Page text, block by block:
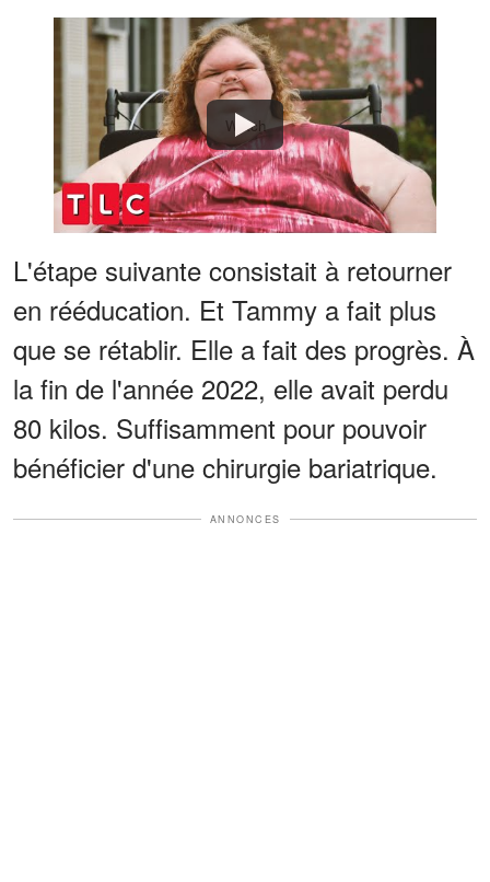
Watch
L'étape suivante consistait à retourner
en rééducation. Et Tammy a fait plus
que se rétablir. Elle a fait des progrès. À
la fin de l'année 2022, elle avait perdu
80 kilos. Suffisamment pour pouvoir
bénéficier d'une chirurgie bariatrique.
ANNONCES